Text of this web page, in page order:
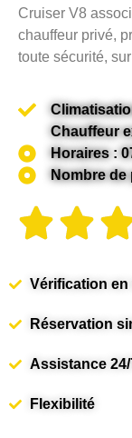
Cruiser V8
chauffeur privé,
toute sécurité,
Chauffeur
Horaires :
Nombre de
Vérification en
Réservation
Assistance 24/
Flexibilité